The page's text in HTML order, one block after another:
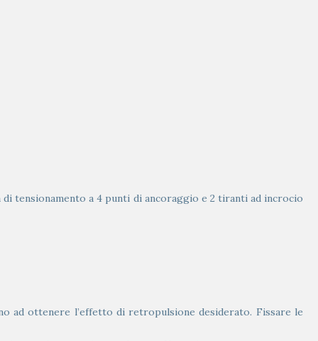
tensionamento a 4 punti di ancoraggio e 2 tiranti ad incrocio
ad ottenere l’effetto di retropulsione desiderato. Fissare le